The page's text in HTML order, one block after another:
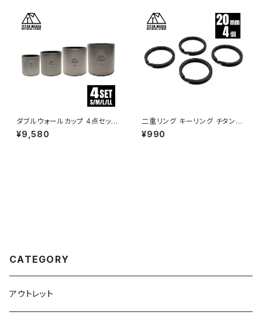
ダブルウォールカップ 4点セット
チタン製 二重構造 超軽量 頑丈
スタッキングマグ カップ 湯呑 食
¥9,580
二重リング キーリング チタン製
ブラック 20mm×4個 超軽量 頑
丈 サビに強い 二重丸カン スプ
¥990
CATEGORY
アウトレット